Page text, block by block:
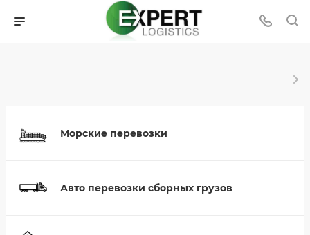
Морские перевозки
Авто перевозки сборных грузов